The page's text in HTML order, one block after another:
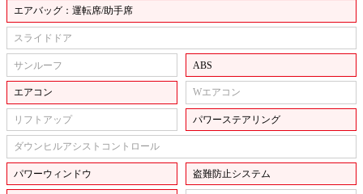
エアバッグ：運転席/助手席
スライドドア
サンルーフ ABS
エアコン Wエアコン
リフトアップ パワーステアリング
ダウンヒルアシストコントロール
パワーウィンドウ 盗難防止システム